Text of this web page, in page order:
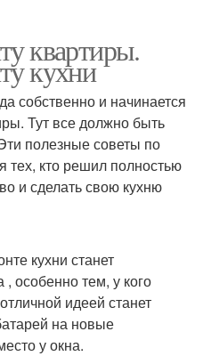
квартиры.
кухни
собственно и начинается
Тут все должно быть
полезные советы по
тех, кто решил полностью
и сделать свою кухню
кухни станет
особенно тем, у кого
идеей станет
на новые
у окна.